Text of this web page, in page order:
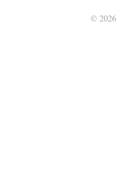
© 2026